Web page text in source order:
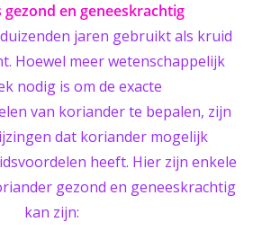
gezond en geneeskrachtig
jaren gebruikt als kruid
Hoewel meer wetenschappelijk
nodig is om de exacte
van koriander te bepalen, zijn
dat koriander mogelijk
heeft. Hier zijn enkele
gezond en geneeskrachtig
kan zijn: